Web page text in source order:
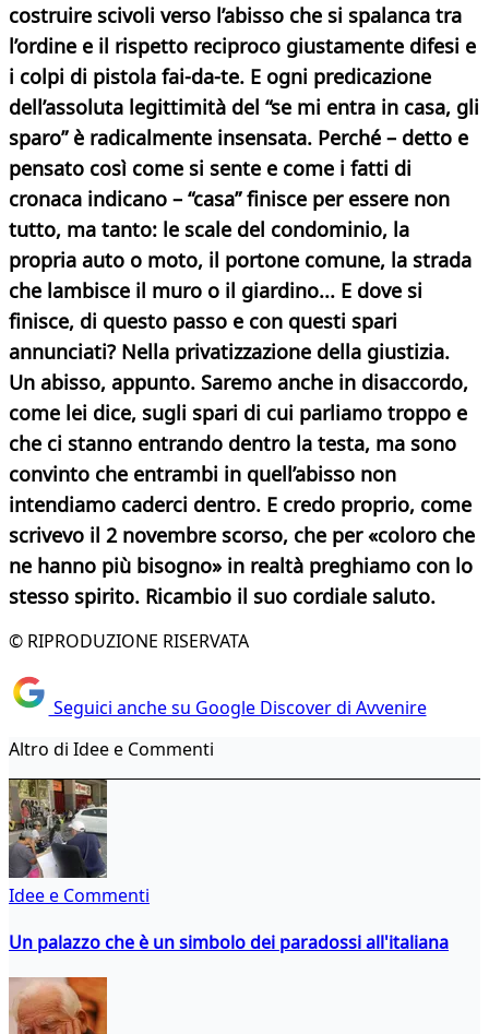
costruire scivoli verso l’abisso che si spalanca tra
l’ordine e il rispetto reciproco giustamente difesi e
i colpi di pistola fai-da-te. E ogni predicazione
dell’assoluta legittimità del “se mi entra in casa, gli
sparo” è radicalmente insensata. Perché – detto e
pensato così come si sente e come i fatti di
cronaca indicano – “casa” finisce per essere non
tutto, ma tanto: le scale del condominio, la
propria auto o moto, il portone comune, la strada
che lambisce il muro o il giardino... E dove si
finisce, di questo passo e con questi spari
annunciati? Nella privatizzazione della giustizia.
Un abisso, appunto. Saremo anche in disaccordo,
come lei dice, sugli spari di cui parliamo troppo e
che ci stanno entrando dentro la testa, ma sono
convinto che entrambi in quell’abisso non
intendiamo caderci dentro. E credo proprio, come
scrivevo il 2 novembre scorso, che per «coloro che
ne hanno più bisogno» in realtà preghiamo con lo
stesso spirito. Ricambio il suo cordiale saluto.
© RIPRODUZIONE RISERVATA
Seguici anche su Google Discover di Avvenire
Altro di Idee e Commenti
Idee e Commenti
Un palazzo che è un simbolo dei paradossi all'italiana